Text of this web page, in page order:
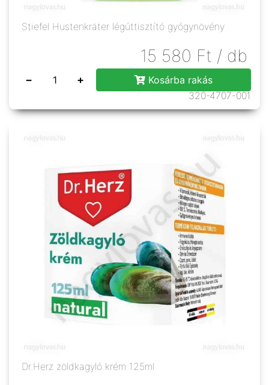
Stiefel Hustenkräter légúttisztító gyógynövény
15 580 Ft / db
− +
Kosárba rakás
320-4707-001
Dr.Herz zöldkagyló krém 125ml